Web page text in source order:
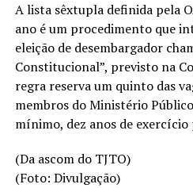
A lista sêxtupla definida pela
ano é um procedimento que
eleição de desembargador
Constitucional”, previsto na
regra reserva um quinto das
membros do Ministério
mínimo, dez anos de
(Da ascom do TJTO)
(Foto: Divulgação)